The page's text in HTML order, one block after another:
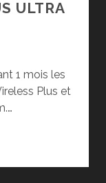
ULTRA
1 mois les
Plus et